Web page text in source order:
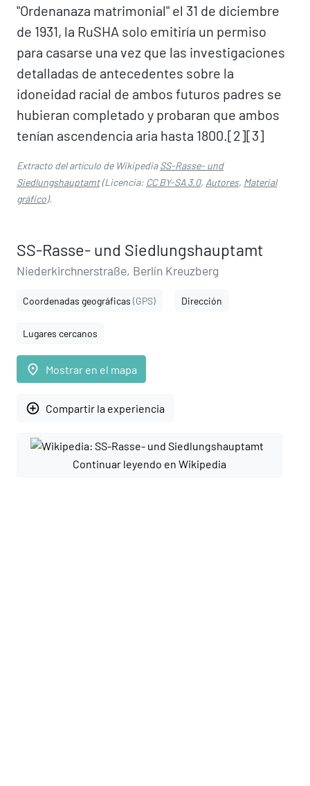
"Ordenanaza matrimonial" el 31 de diciembre
de 1931, la RuSHA solo emitiría un permiso
para casarse una vez que las investigaciones
detalladas de antecedentes sobre la
idoneidad racial de ambos futuros padres se
hubieran completado y probaran que ambos
tenían ascendencia aria hasta 1800.[2]​[3]​
Extracto del artículo de WikipediaSS-Rasse- und
Siedlungshauptamt(Licencia: CC BY-SA 3.0, Autores, Material
gráfico).
SS-Rasse- und Siedlungshauptamt
Niederkirchnerstraße, Berlín Kreuzberg
Coordenadas geográficas (GPS) Dirección
Lugares cercanos
place Mostrar en el mapa
add_circle_outline Compartir la experiencia
Continuar leyendo en Wikipedia